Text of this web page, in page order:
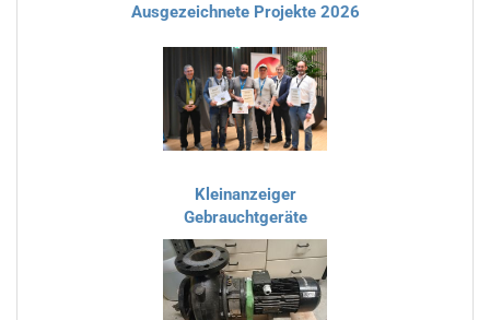
Ausgezeichnete Projekte 2026
Kleinanzeiger
Gebrauchtgeräte